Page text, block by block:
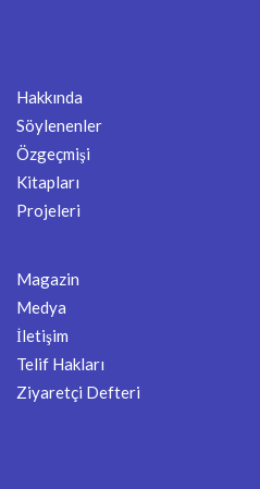
Hakkında
Söylenenler
Özgeçmişi
Kitapları
Projeleri
Magazin
Medya
İletişim
Telif Hakları
Ziyaretçi Defteri